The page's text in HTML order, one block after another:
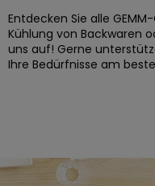
Entdecken Sie alle
Kühlung von Backwaren
uns auf! Gerne
Ihre Bedürfnisse am